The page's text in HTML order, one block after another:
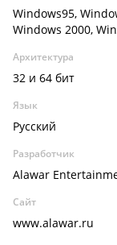
Windows95,
Windows 2000,
Архитектура
32 и 64 бит
Язык
Русский
Разработчик
Alawar
Сайт
www.alawar.ru